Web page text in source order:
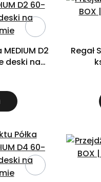
D2
deski na
Regał